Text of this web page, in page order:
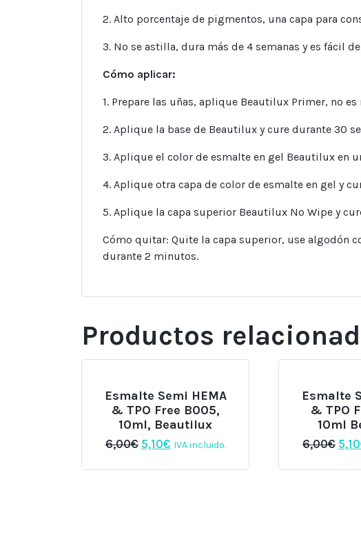
2. Alto porcentaje de pigmentos, una capa para
3. No se astilla, dura más de 4 semanas y es fácil
Cómo aplicar:
1. Prepare las uñas, aplique Beautilux Primer, no
2. Aplique la base de Beautilux y cure durante 30
3. Aplique el color de esmalte en gel Beautilux en
4. Aplique otra capa de color de esmalte en gel y
5. Aplique la capa superior Beautilux No Wipe y
Cómo quitar: Quite la capa superior, use algodón
durante 2 minutos.
Productos
Esmalte Semi HEMA
& TPO Free B005,
10ml, Beautilux
6,00€ El
original
5,10€El
actual
IVA incluido.
Esmalte
& TPO
10ml
6,00€ El
5,10